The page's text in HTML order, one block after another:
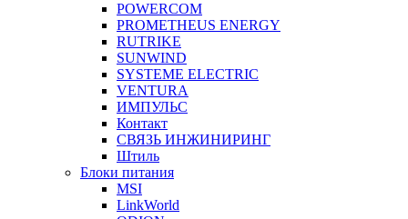
POWERCOM
PROMETHEUS ENERGY
RUTRIKE
SUNWIND
SYSTEME ELECTRIC
VENTURA
ИМПУЛЬС
Контакт
СВЯЗЬ ИНЖИНИРИНГ
Штиль
Блоки питания
MSI
LinkWorld